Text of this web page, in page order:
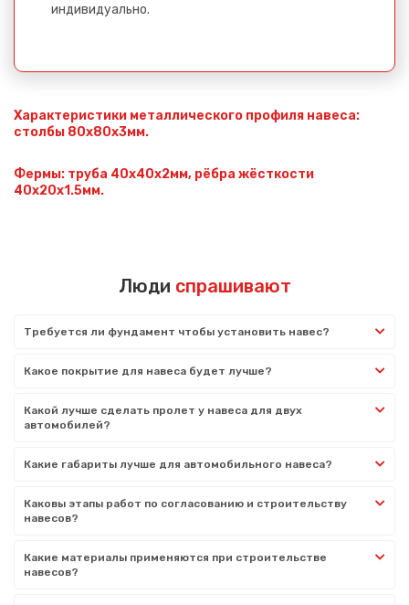
индивидуально.
Характеристики металлического профиля навеса:
столбы 80х80х3мм.
Фермы: труба 40х40х2мм, рёбра жёсткости
40х20х1.5мм.
Люди спрашивают
Требуется ли фундамент чтобы установить навес?
Какое покрытие для навеса будет лучше?
Какой лучше сделать пролет у навеса для двух
автомобилей?
Какие габариты лучше для автомобильного навеса?
Каковы этапы работ по согласованию и строительству
навесов?
Какие материалы применяются при строительстве
навесов?